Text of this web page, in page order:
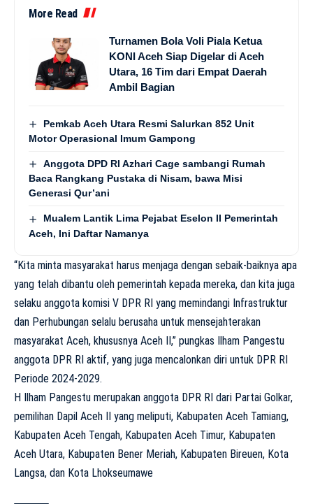
More Read
Turnamen Bola Voli Piala Ketua
KONI Aceh Siap Digelar di Aceh
Utara, 16 Tim dari Empat Daerah
Ambil Bagian
Pemkab Aceh Utara Resmi Salurkan 852 Unit
Motor Operasional Imum Gampong
Anggota DPD RI Azhari Cage sambangi Rumah
Baca Rangkang Pustaka di Nisam, bawa Misi
Generasi Qur’ani
Mualem Lantik Lima Pejabat Eselon II Pemerintah
Aceh, Ini Daftar Namanya
“Kita minta masyarakat harus menjaga dengan sebaik-baiknya apa
yang telah dibantu oleh pemerintah kepada mereka, dan kita juga
selaku anggota komisi V DPR RI yang memindangi Infrastruktur
dan Perhubungan selalu berusaha untuk mensejahterakan
masyarakat Aceh, khususnya Aceh II,” pungkas Ilham Pangestu
anggota DPR RI aktif, yang juga mencalonkan diri untuk DPR RI
Periode 2024-2029.
H Ilham Pangestu merupakan anggota DPR RI dari Partai Golkar,
pemilihan Dapil Aceh II yang meliputi, Kabupaten Aceh Tamiang,
Kabupaten Aceh Tengah, Kabupaten Aceh Timur, Kabupaten
Aceh Utara, Kabupaten Bener Meriah, Kabupaten Bireuen, Kota
Langsa, dan Kota Lhokseumawe